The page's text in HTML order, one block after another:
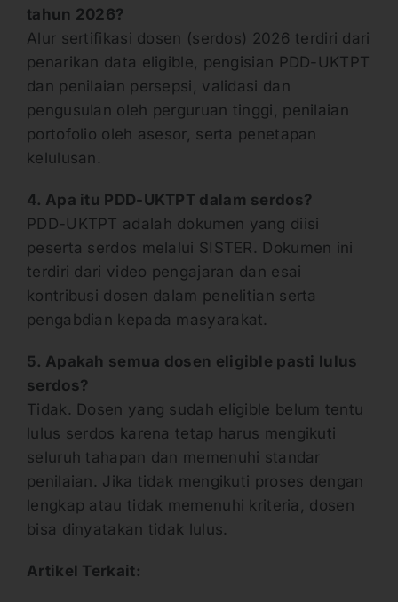
tahun 2026?
Alur sertifikasi dosen (serdos) 2026 terdiri dari
penarikan data eligible, pengisian PDD-UKTPT
dan penilaian persepsi, validasi dan
pengusulan oleh perguruan tinggi, penilaian
portofolio oleh asesor, serta penetapan
kelulusan.
4. Apa itu PDD-UKTPT dalam serdos?
PDD-UKTPT adalah dokumen yang diisi
peserta serdos melalui SISTER. Dokumen ini
terdiri dari video pengajaran dan esai
kontribusi dosen dalam penelitian serta
pengabdian kepada masyarakat.
5. Apakah semua dosen eligible pasti lulus
serdos?
Tidak. Dosen yang sudah eligible belum tentu
lulus serdos karena tetap harus mengikuti
seluruh tahapan dan memenuhi standar
penilaian. Jika tidak mengikuti proses dengan
lengkap atau tidak memenuhi kriteria, dosen
bisa dinyatakan tidak lulus.
Artikel Terkait: